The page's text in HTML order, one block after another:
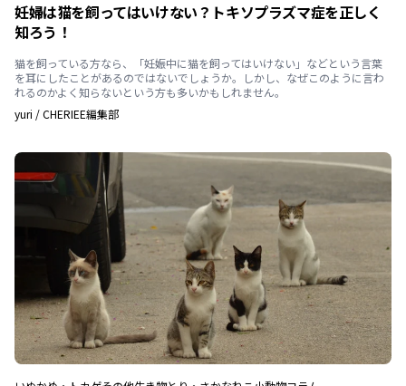
妊婦は猫を飼ってはいけない？トキソプラズマ症を正しく
知ろう！
猫を飼っている方なら、「妊娠中に猫を飼ってはいけない」などという言葉
を耳にしたことがあるのではないでしょうか。しかし、なぜこのように言わ
れるのかよく知らないという方も多いかもしれません。
yuri /CHERIEE編集部